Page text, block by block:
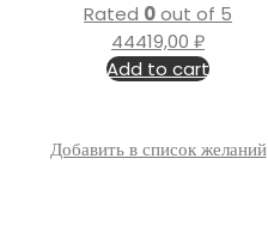
Rated 0out of 5
44419,00 ₽
Add to cart
Добавить в список желаний